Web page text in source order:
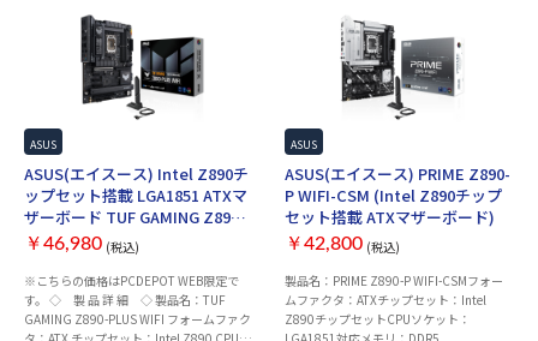
M.2× 2 ・SATA× 2 ネットワーク 有線
LAN：Intel 2.5Gb Ethernet ワイヤレス：
2x2 Wi-Fi 7 (802.11be) Bluetooth：v5.4
USBインターフェース リア ・USB Type-C
ポート ×3 ・USB3.0 Aポート ×4 ・
USB2.0 Aポート ×2 フロント ・USB Type-
C コネクタ ×1 ・USB3.0 ヘッダー ×1 ・
USB2.0 ヘッダー ×なし 映像出力(CPUグ
ラフィック内蔵の場合) ・DisplayPort ×
なし ・HDMI ×1 オーディオ：ROG Strix
Hive II Audio Features LED：Aura Sync 付
属品 ・ユーザーマニュアル/クイックスタ
ートガイド ・SATAケーブル ×2 ・WIFIア
ス) ※CPUの世代など、組み合わせによっ
てはBIOS/UEFIアップデートが必要になる
場合がございます。
ジ ・M.2× 4 ・SATA× 4 ネットワーク 有
線LAN：Marvell® AQtion 10Gb Ethernet +
Intel® 2.5Gb Ethernet ワイヤレス：2x2
Wi-Fi 7 (802.11be) Bluetooth：v5.4 USB
インターフェース リア ・USB Type-C ポー
ト ×3 ・USB3.0 Aポート ×7 ・USB2.0 A
ポート ×1 フロント ・USB Type-C コネク
タ ×1 ・USB3.0 ヘッダー ×1 ・USB2.0
ヘッダー ×3 映像出力(CPUグラフィック
内蔵の場合) ・DisplayPort ×なし（入力
のみ×1） ・HDMI ×1 オーディオ：
Realtek S1220A 7.1 サラウンド HD オーデ
マニュアル/クイックスタートガイド ・
SATAケーブル ×4 ・WIFIアンテナ ×1 メ
ーカー名：ASUS(エイスース) ※CPUの世
ASUS
ASUS(エイスース) Intel Z890チ
ップセット搭載 LGA1851 ATXマ
ザーボード TUF GAMING Z890-
PLUS WIFI
￥46,980 (税込)
※こちらの価格はPCDEPOT WEB限定で
す。 ◇ 製 品 詳 細 ◇ 製品名：TUF
GAMING Z890-PLUS WIFI フォームファク
ASUS
ASUS(エイスース) PRIME Z890-
P WIFI-CSM (Intel Z890チップ
セット搭載 ATXマザーボード)
￥42,800 (税込)
製品名：PRIME Z890-P WIFI-CSMフォー
ムファクタ：ATXチップセット：Intel
Z890チップセットCPUソケット：